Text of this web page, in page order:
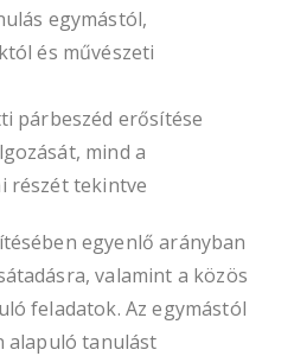
egymástól,
és művészeti
párbeszéd erősítése
mind a
részét tekintve
egyenlő arányban
valamint a közös
feladatok. Az egymástól
alapuló tanulást